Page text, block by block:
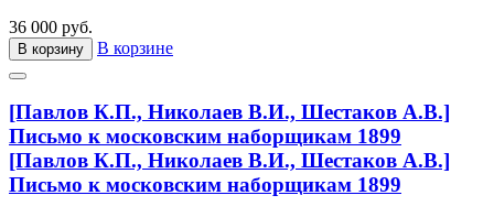
36 000 руб.
В корзину В корзине
[Павлов К.П., Николаев В.И., Шестаков А.В.]
Письмо к московским наборщикам 1899
[Павлов К.П., Николаев В.И., Шестаков А.В.]
Письмо к московским наборщикам 1899